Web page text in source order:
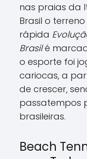
nas praias da
Brasil o
rápida
Brasilé
o esporte foi
cariocas, a
de crescer,
passatempos
brasileiras.
Beach